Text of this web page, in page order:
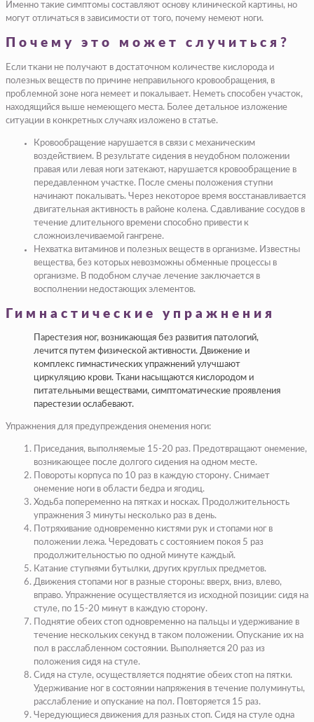
Именно такие симптомы составляют основу клинической картины, но
могут отличаться в зависимости от того, почему немеют ноги.
Почему это может случиться?
Если ткани не получают в достаточном количестве кислорода и
полезных веществ по причине неправильного кровообращения, в
проблемной зоне нога немеет и покалывает. Неметь способен участок,
находящийся выше немеющего места. Более детальное изложение
ситуации в конкретных случаях изложено в статье.
Кровообращение нарушается в связи с механическим
воздействием. В результате сидения в неудобном положении
правая или левая ноги затекают, нарушается кровообращение в
передавленном участке. После смены положения ступни
начинают покалывать. Через некоторое время восстанавливается
двигательная активность в районе колена. Сдавливание сосудов в
течение длительного времени способно привести к
сложноизлечиваемой гангрене.
Нехватка витаминов и полезных веществ в организме. Известны
вещества, без которых невозможны обменные процессы в
организме. В подобном случае лечение заключается в
восполнении недостающих элементов.
Гимнастические упражнения
Парестезия ног, возникающая без развития патологий,
лечится путем физической активности. Движение и
комплекс гимнастических упражнений улучшают
циркуляцию крови. Ткани насыщаются кислородом и
питательными веществами, симптоматические проявления
парестезии ослабевают.
Упражнения для предупреждения онемения ноги:
Приседания, выполняемые 15-20 раз. Предотвращают онемение,
возникающее после долгого сидения на одном месте.
Повороты корпуса по 10 раз в каждую сторону. Снимает
онемение ноги в области бедра и ягодиц.
Ходьба попеременно на пятках и носках. Продолжительность
упражнения 3 минуты несколько раз в день.
Потряхивание одновременно кистями рук и стопами ног в
положении лежа. Чередовать с состоянием покоя 5 раз
продолжительностью по одной минуте каждый.
Катание ступнями бутылки, других круглых предметов.
Движения стопами ног в разные стороны: вверх, вниз, влево,
вправо. Упражнение осуществляется из исходной позиции: сидя на
стуле, по 15-20 минут в каждую сторону.
Поднятие обеих стоп одновременно на пальцы и удерживание в
течение нескольких секунд в таком положении. Опускание их на
пол в расслабленном состоянии. Выполняется 20 раз из
положения сидя на стуле.
Сидя на стуле, осуществляется поднятие обеих стоп на пятки.
Удерживание ног в состоянии напряжения в течение полуминуты,
расслабление и опускание на пол. Повторяется 15 раз.
Чередующиеся движения для разных стоп. Сидя на стуле одна